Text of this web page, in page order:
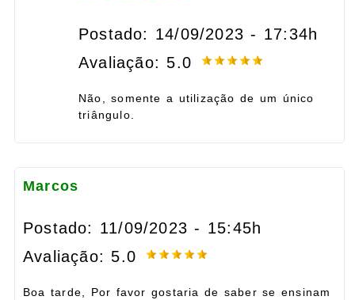
Postado: 14/09/2023 - 17:34h
Avaliação: 5.0
Não, somente a utilização de um único
triângulo.
Marcos
Postado: 11/09/2023 - 15:45h
Avaliação: 5.0
Boa tarde, Por favor gostaria de saber se ensinam